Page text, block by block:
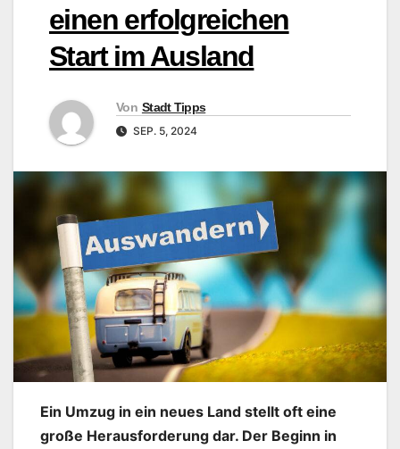
einen erfolgreichen
Start im Ausland
Von Stadt Tipps
SEP. 5, 2024
Ein Umzug in ein neues Land stellt oft eine
große Herausforderung dar. Der Beginn in